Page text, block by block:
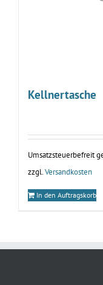
Kellnertasche
Umsatzsteuerbefreit
zzgl. Versandkosten
In den Auftragskorb